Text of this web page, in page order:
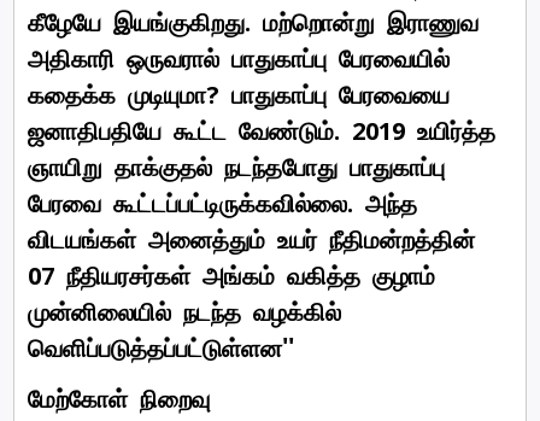
கீழேயே இயங்குகிறது. மற்றொன்று இராணுவ
அதிகாரி ஒருவரால் பாதுகாப்பு பேரவையில்
கதைக்க முடியுமா? பாதுகாப்பு பேரவையை
ஜனாதிபதியே கூட்ட வேண்டும். 2019 உயிர்த்த
ஞாயிறு தாக்குதல் நடந்தபோது பாதுகாப்பு
பேரவை கூட்டப்பட்டிருக்கவில்லை. அந்த
விடயங்கள் அனைத்தும் உயர் நீதிமன்றத்தின்
07 நீதியரசர்கள் அங்கம் வகித்த குழாம்
முன்னிலையில் நடந்த வழக்கில்
வெளிப்படுத்தப்பட்டுள்ளன''
மேற்கோள் நிறைவு